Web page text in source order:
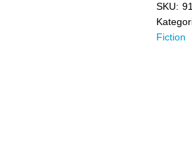
SKU:
Fiction